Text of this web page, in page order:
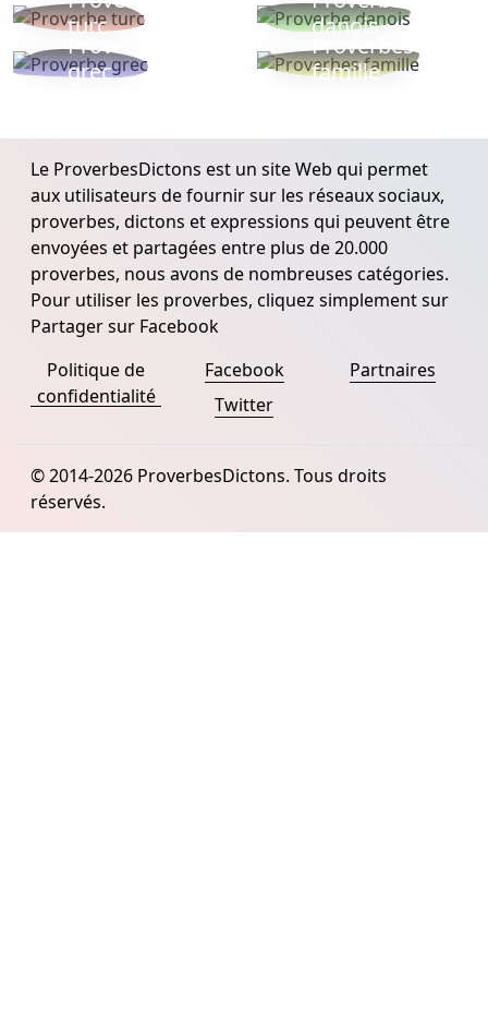
turc
danois
Proverbe
grec
Proverbes
famille
Le ProverbesDictons est un site Web qui permet
aux utilisateurs de fournir sur les réseaux sociaux,
proverbes, dictons et expressions qui peuvent être
envoyées et partagées entre plus de 20.000
proverbes, nous avons de nombreuses catégories.
Pour utiliser les proverbes, cliquez simplement sur
Partager sur Facebook
Politique de
confidentialité
Facebook
Twitter
Partnaires
© 2014-2026 ProverbesDictons. Tous droits
réservés.